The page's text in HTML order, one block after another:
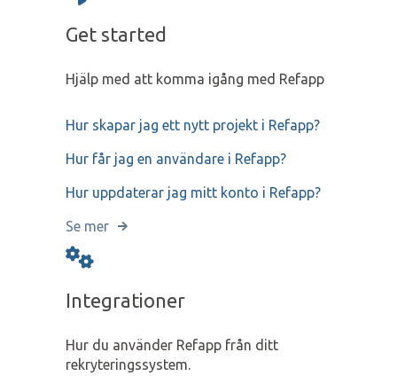
Get started
Hjälp med att komma igång med Refapp
Hur skapar jag ett nytt projekt i Refapp?
Hur får jag en användare i Refapp?
Hur uppdaterar jag mitt konto i Refapp?
Se mer
Integrationer
Hur du använder Refapp från ditt
rekryteringssystem.